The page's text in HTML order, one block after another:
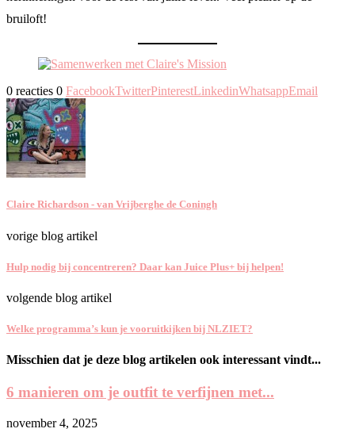
bruiloft!
0 reacties 0 FacebookTwitterPinterestLinkedinWhatsappEmail
Claire Richardson - van Vrijberghe de Coningh
vorige blog artikel
Hulp nodig bij concentreren? Daar kan Juice Plus+ bij helpen!
volgende blog artikel
Welke programma’s kun je vooruitkijken bij NLZIET?
Misschien dat je deze blog artikelen ook interessant vindt...
6 manieren om je outfit te verfijnen met...
november 4, 2025